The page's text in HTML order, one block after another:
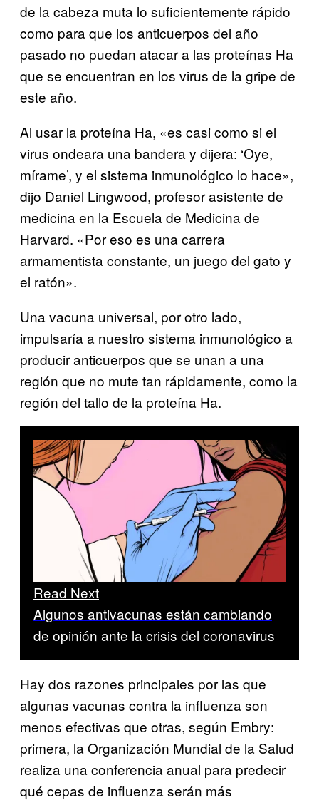
de la cabeza muta lo suficientemente rápido
como para que los anticuerpos del año
pasado no puedan atacar a las proteínas Ha
que se encuentran en los virus de la gripe de
este año.
Al usar la proteína Ha, «es casi como si el
virus ondeara una bandera y dijera: ‘Oye,
mírame’, y el sistema inmunológico lo hace»,
dijo Daniel Lingwood, profesor asistente de
medicina en la Escuela de Medicina de
Harvard. «Por eso es una carrera
armamentista constante, un juego del gato y
el ratón».
Una vacuna universal, por otro lado,
impulsaría a nuestro sistema inmunológico a
producir anticuerpos que se unan a una
región que no mute tan rápidamente, como la
región del tallo de la proteína Ha.
Read Next
Algunos antivacunas están cambiando
de opinión ante la crisis del coronavirus
Hay dos razones principales por las que
algunas vacunas contra la influenza son
menos efectivas que otras, según Embry:
primera, la Organización Mundial de la Salud
realiza una conferencia anual para predecir
qué cepas de influenza serán más